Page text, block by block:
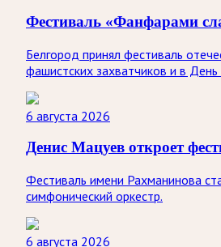
Фестиваль «Фанфарами
Белгород принял фестиваль
фашистских захватчиков и в День
6 августа 2026
Денис Мацуев откроет
Фестиваль имени Рахманинова
симфонический оркестр.
6 августа 2026